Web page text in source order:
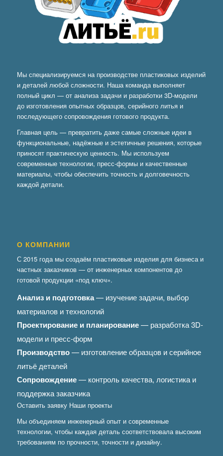
Мы специализируемся на производстве пластиковых изделий
и деталей любой сложности. Наша команда выполняет
полный цикл — от анализа задачи и разработки 3D-модели
до изготовления опытных образцов, серийного литья и
последующего сопровождения готового продукта.
Главная цель — превратить даже самые сложные идеи в
функциональные, надёжные и эстетичные решения, которые
приносят практическую ценность. Мы используем
современные технологии, пресс-формы и качественные
материалы, чтобы обеспечить точность и долговечность
каждой детали.
О КОМПАНИИ
С 2015 года мы создаём пластиковые изделия для бизнеса и
частных заказчиков — от инженерных компонентов до
готовой продукции «под ключ».
Анализ и подготовка— изучение задачи, выбор
материалов и технологий
Проектирование и планирование— разработка 3D-
модели и пресс-форм
Производство— изготовление образцов и серийное
литьё деталей
Сопровождение— контроль качества, логистика и
поддержка заказчика
Оставить заявку Наши проекты
Мы объединяем инженерный опыт и современные
технологии, чтобы каждая деталь соответствовала высоким
требованиям по прочности, точности и дизайну.